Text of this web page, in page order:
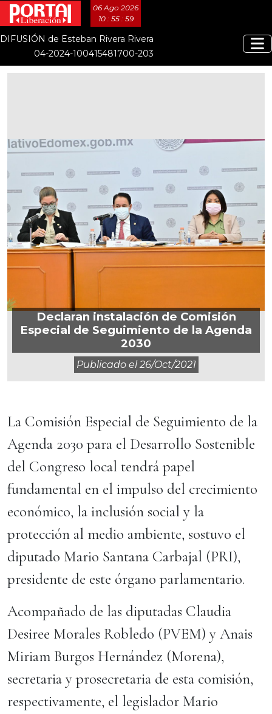
06 Ago 2026
10 : 55 : 59
DIFUSIÓN de Esteban Rivera Rivera
04-2024-100415481700-203
Declaran instalación de Comisión
Especial de Seguimiento de la Agenda
2030
Publicado el26/oct/2021
La Comisión Especial de Seguimiento de la
Agenda 2030 para el Desarrollo Sostenible
del Congreso local tendrá papel
fundamental en el impulso del crecimiento
económico, la inclusión social y la
protección al medio ambiente, sostuvo el
diputado Mario Santana Carbajal (PRI),
presidente de este órgano parlamentario.
Acompañado de las diputadas Claudia
Desiree Morales Robledo (PVEM) y Anais
Miriam Burgos Hernández (Morena),
secretaria y prosecretaria de esta comisión,
respectivamente, el legislador Mario